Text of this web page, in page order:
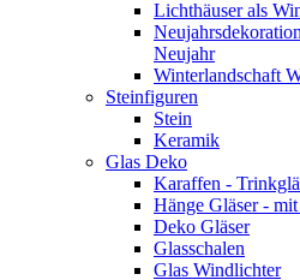
Lichthäuser als
Neujahr
Winterlandschaft
Steinfiguren
Stein
Keramik
Glas Deko
Karaffen -
Hänge Gläser -
Deko Gläser
Glasschalen
Glas Windlichter